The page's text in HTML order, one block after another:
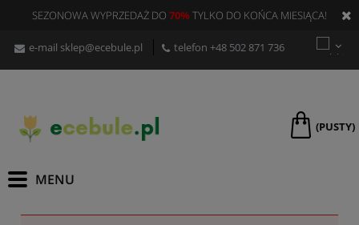
SEZONOWA WYPRZEDAŻ DO 70%TYLKO DO KOŃCA MIESIĄCA!
e-mail sklep@ecebule.pl telefon +48 502 871 736
(PUSTY)